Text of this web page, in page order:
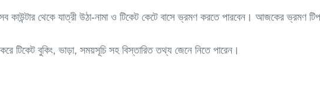
কাউন্টার থেকে যাত্রী উঠা-নামা ও টিকেট কেটে বাসে ভ্রমণ করতে পারবেন। আজকের ভ্রমণ
টিকেট বুকিং, ভাড়া, সময়সূচি সহ বিস্তারিত তথ্য জেনে নিতে পারেন।